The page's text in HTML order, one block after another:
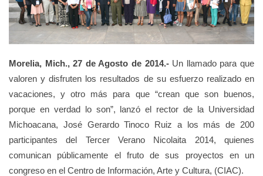
Morelia, Mich., 27 de Agosto de 2014.-Un llamado para que
valoren y disfruten los resultados de su esfuerzo realizado en
vacaciones, y otro más para que “crean que son buenos,
porque en verdad lo son”, lanzó el rector de la Universidad
Michoacana, José Gerardo Tinoco Ruiz a los más de 200
participantes del Tercer Verano Nicolaita 2014, quienes
comunican públicamente el fruto de sus proyectos en un
congreso en el Centro de Información, Arte y Cultura, (CIAC).